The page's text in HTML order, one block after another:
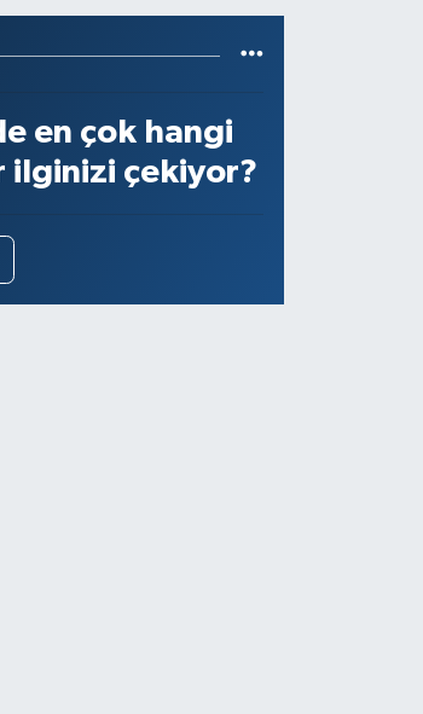
en çok hangi
ilginizi çekiyor?